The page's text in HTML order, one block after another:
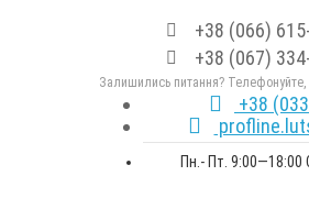
+38 (066)
+38 (067)
Залишились питання?
+38
Пн.- Пт. 9:00—18:00